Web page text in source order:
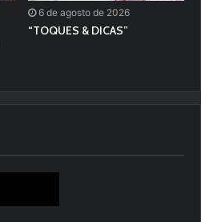
6 de agosto de 2026
“TOQUES & DICAS”